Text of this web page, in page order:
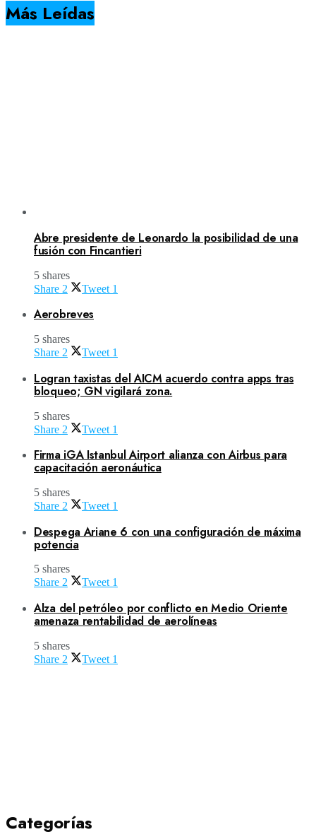
Más Leídas
Abre presidente de Leonardo la posibilidad de una
fusión con Fincantieri
5 shares
Share 2 Tweet 1
Aerobreves
5 shares
Share 2 Tweet 1
Logran taxistas del AICM acuerdo contra apps tras
bloqueo; GN vigilará zona.
5 shares
Share 2 Tweet 1
Firma iGA Istanbul Airport alianza con Airbus para
capacitación aeronáutica
5 shares
Share 2 Tweet 1
Despega Ariane 6 con una configuración de máxima
potencia
5 shares
Share 2 Tweet 1
Alza del petróleo por conflicto en Medio Oriente
amenaza rentabilidad de aerolíneas
5 shares
Share 2 Tweet 1
Categorías